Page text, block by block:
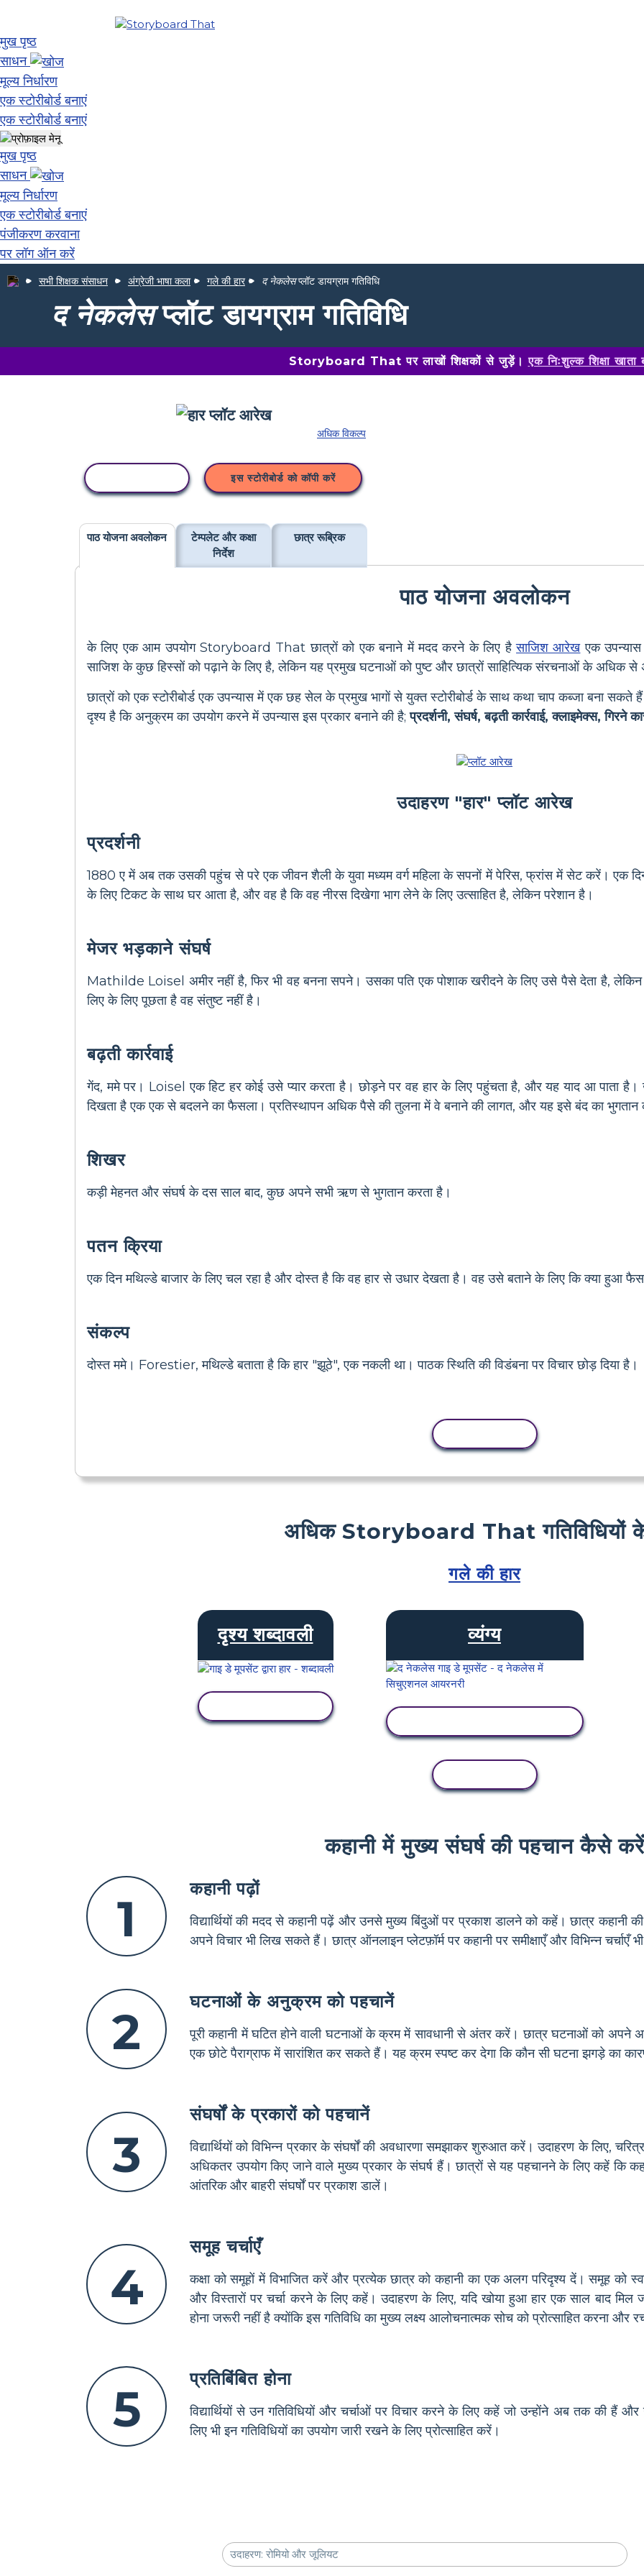
मुख पृष्ठ
साधन
मूल्य निर्धारण
एक स्टोरीबोर्ड बनाएं
एक स्टोरीबोर्ड बनाएं
मुख पृष्ठ
साधन
मूल्य निर्धारण
एक स्टोरीबोर्ड बनाएं
पंजीकरण करवाना
पर लॉग ऑन करें
सभी शिक्षक संसाधन अंग्रेजी भाषा कला गले की हार द नेकलेसप्लॉट डायग्राम गतिविधि
द नेकलेसप्लॉट डायग्राम गतिविधि
Storyboard That पर लाखों शिक्षकों से जुड़ें।एक निःशुल्क शिक्षा खाता
अधिक विकल्प
इस स्टोरीबोर्ड को कॉपी करें
पाठ योजना अवलोकन
टेम्पलेट और कक्षा
निर्देश
छात्र रूब्रिक
पाठ योजना अवलोकन
के लिए एक आम उपयोग Storyboard That छात्रों को एक बनाने में मदद करने के लिए हैसाजिश आरेखएक
साजिश के कुछ हिस्सों को पढ़ाने के लिए है, लेकिन यह प्रमुख घटनाओं को पुष्ट और छात्रों साहित्यिक संरचनाओं के अधिक
छात्रों को एक स्टोरीबोर्ड एक उपन्यास में एक छह सेल के प्रमुख भागों से युक्त स्टोरीबोर्ड के साथ कथा चाप कब्जा बना सकते
दृश्य है कि अनुक्रम का उपयोग करने में उपन्यास इस प्रकार बनाने की है;प्रदर्शनी, संघर्ष, बढ़ती कार्रवाई, क्लाइमेक्स, गिरने
उदाहरण "हार" प्लॉट आरेख
प्रदर्शनी
1880 ए में अब तक उसकी पहुंच से परे एक जीवन शैली के युवा मध्यम वर्ग महिला के सपनों में पेरिस, फ्रांस में सेट करें। एक
के लिए टिकट के साथ घर आता है, और वह है कि वह नीरस दिखेगा भाग लेने के लिए उत्साहित है, लेकिन परेशान है।
मेजर भड़काने संघर्ष
Mathilde Loisel अमीर नहीं है, फिर भी वह बनना सपने। उसका पति एक पोशाक खरीदने के लिए उसे पैसे देता है,
लिए के लिए पूछता है वह संतुष्ट नहीं है।
बढ़ती कार्रवाई
गेंद, ममे पर। Loisel एक हिट हर कोई उसे प्यार करता है। छोड़ने पर वह हार के लिए पहुंचता है, और यह याद आ पाता
दिखता है एक एक से बदलने का फैसला। प्रतिस्थापन अधिक पैसे की तुलना में वे बनाने की लागत, और यह इसे बंद का
शिखर
कड़ी मेहनत और संघर्ष के दस साल बाद, कुछ अपने सभी ऋण से भुगतान करता है।
पतन क्रिया
एक दिन मथिल्डे बाजार के लिए चल रहा है और दोस्त है कि वह हार से उधार देखता है। वह उसे बताने के लिए कि क्या हुआ
संकल्प
दोस्त ममे। Forestier, मथिल्डे बताता है कि हार "झूठे", एक नकली था। पाठक स्थिति की विडंबना पर विचार छोड़ दिया है।
कहानी में मुख्य संघर्ष की पहचान कैसे करें
1
कहानी पढ़ों
विद्यार्थियों की मदद से कहानी पढ़ें और उनसे मुख्य बिंदुओं पर प्रकाश डालने को कहें। छात्र
अपने विचार भी लिख सकते हैं। छात्र ऑनलाइन प्लेटफ़ॉर्म पर कहानी पर समीक्षाएँ और विभिन्न चर्चाएँ
2
घटनाओं के अनुक्रम को पहचानें
पूरी कहानी में घटित होने वाली घटनाओं के क्रम में सावधानी से अंतर करें। छात्र घटनाओं को अपने
एक छोटे पैराग्राफ में सारांशित कर सकते हैं। यह क्रम स्पष्ट कर देगा कि कौन सी घटना झगड़े का
3
संघर्षों के प्रकारों को पहचानें
विद्यार्थियों को विभिन्न प्रकार के संघर्षों की अवधारणा समझाकर शुरुआत करें। उदाहरण के लिए,
अधिकतर उपयोग किए जाने वाले मुख्य प्रकार के संघर्ष हैं। छात्रों से यह पहचानने के लिए कहें कि
आंतरिक और बाहरी संघर्षों पर प्रकाश डालें।
4
समूह चर्चाएँ
कक्षा को समूहों में विभाजित करें और प्रत्येक छात्र को कहानी का एक अलग परिदृश्य दें। समूह को
और विस्तारों पर चर्चा करने के लिए कहें। उदाहरण के लिए, यदि खोया हुआ हार एक साल बाद मिल
होना जरूरी नहीं है क्योंकि इस गतिविधि का मुख्य लक्ष्य आलोचनात्मक सोच को प्रोत्साहित करना और
5
प्रतिबिंबित होना
विद्यार्थियों से उन गतिविधियों और चर्चाओं पर विचार करने के लिए कहें जो उन्होंने अब तक की हैं
लिए भी इन गतिविधियों का उपयोग जारी रखने के लिए प्रोत्साहित करें।
अधिक Storyboard That गतिविधियों
गले की हार
दृश्य शब्दावली व्यंग्य